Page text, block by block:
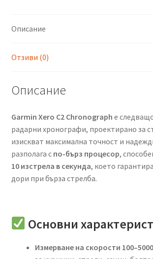
Описание
Отзиви (0)
Описание
Garmin Xero C2 Chronograph е
радарни хронографи, проектирано за
изискват максимална точност и
разполага с по-бърз процесор,
10 изстрела в секунда, което
дори при бърза стрелба.
Основни
Измерване на скорости